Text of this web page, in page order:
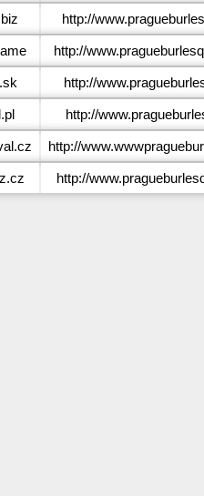
http://
http://
http://
http://
http://
http://